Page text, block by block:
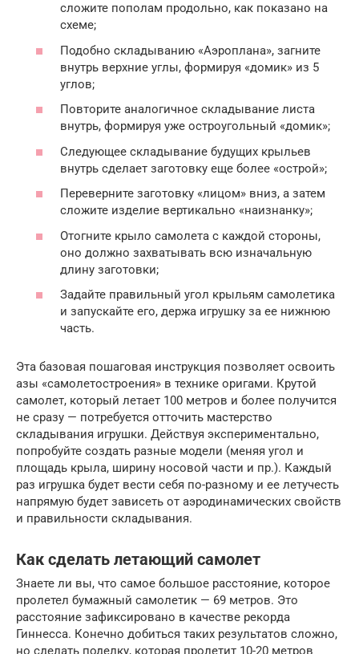
сложите пополам продольно, как показано на
схеме;
Подобно складыванию «Аэроплана», загните
внутрь верхние углы, формируя «домик» из 5
углов;
Повторите аналогичное складывание листа
внутрь, формируя уже остроугольный «домик»;
Следующее складывание будущих крыльев
внутрь сделает заготовку еще более «острой»;
Переверните заготовку «лицом» вниз, а затем
сложите изделие вертикально «наизнанку»;
Отогните крыло самолета с каждой стороны,
оно должно захватывать всю изначальную
длину заготовки;
Задайте правильный угол крыльям самолетика
и запускайте его, держа игрушку за ее нижнюю
часть.
Эта базовая пошаговая инструкция позволяет освоить
азы «самолетостроения» в технике оригами. Крутой
самолет, который летает 100 метров и более получится
не сразу — потребуется отточить мастерство
складывания игрушки. Действуя экспериментально,
попробуйте создать разные модели (меняя угол и
площадь крыла, ширину носовой части и пр.). Каждый
раз игрушка будет вести себя по-разному и ее летучесть
напрямую будет зависеть от аэродинамических свойств
и правильности складывания.
Как сделать летающий самолет
Знаете ли вы, что самое большое расстояние, которое
пролетел бумажный самолетик — 69 метров. Это
расстояние зафиксировано в качестве рекорда
Гиннесса. Конечно добиться таких результатов сложно,
но сделать поделку, которая пролетит 10-20 метров